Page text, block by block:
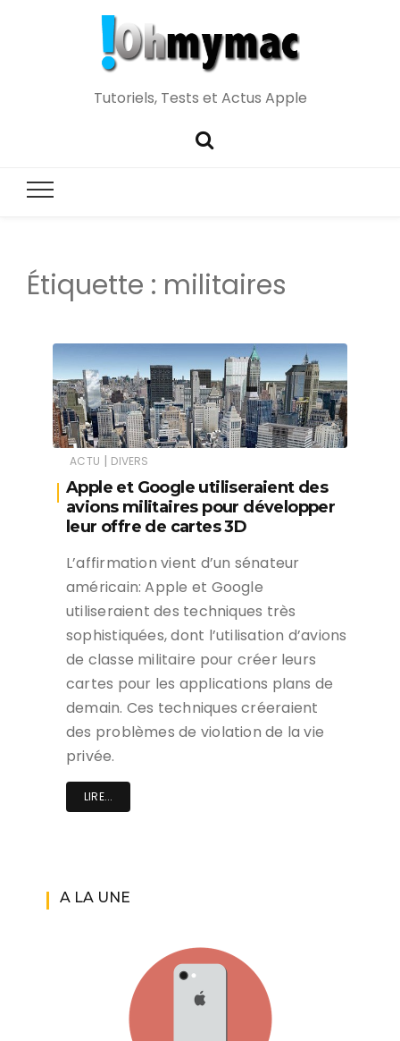
Tutoriels, Tests et Actus Apple
Étiquette : militaires
ACTU | DIVERS
Apple et Google utiliseraient des
avions militaires pour développer
leur offre de cartes 3D
L’affirmation vient d’un sénateur
américain: Apple et Google
utiliseraient des techniques très
sophistiquées, dont l’utilisation d’avions
de classe militaire pour créer leurs
cartes pour les applications plans de
demain. Ces techniques créeraient
des problèmes de violation de la vie
privée.
LIRE...
A LA UNE